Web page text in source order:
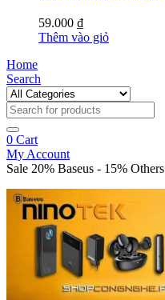
59.000 ₫
Thêm vào giỏ
Home
Search
0 Cart
My Account
Sale 20% Baseus - 15% Others